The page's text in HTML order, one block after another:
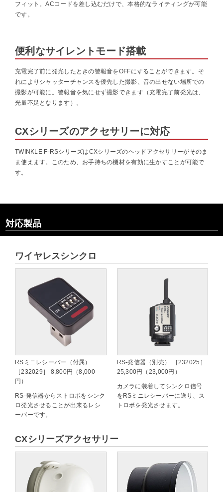
フィット。ACコードを差し込むだけで、本格的なライティングが可能
です。
便利なサイレントモード搭載
充電完了前に発光したときの警報音をOFFにすることができます。そ
れによりシャッターチャンスを優先した撮影、音の出せない場所での
撮影が可能に。警報音を気にせず撮影できます（充電完了前発光は、
光量不足となります）。
CXシリーズのアクセサリーに対応
TWINKLE F-RSシリーズはCXシリーズのヘッドアクセサリーがそのま
ま使えます。このため、お手持ちの機材を有効に生かすことが可能で
す。
対応製品
ワイヤレスシンクロ
RSミニレシーバー（付属）
［232029］ 8,800円（8,000
円）
RS-発信器からストロボをシンク
ロ発光させることが出来るレシ
ーバーです。
RS-発信器（別売） ［232025］
25,300円（23,000円）
カメラに装着してシンクロ信号
をRSミニレシーバーに送り、ス
トロボを発光させます。
CXシリーズアクセサリー